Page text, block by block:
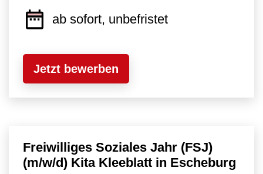
ab sofort, unbefristet
Jetzt bewerben
Freiwilliges Soziales Jahr (FSJ)
(m/w/d) Kita Kleeblatt in Escheburg